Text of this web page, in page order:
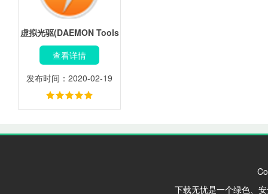
虚拟光驱(DAEMON Tools
Ultra)
查看详情
发布时间：2020-02-19
下载无忧是一个绿色、